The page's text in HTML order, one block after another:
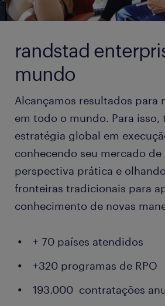
randstad
mundo
Alcançamos resultados para
em todo o mundo. Para isso,
estratégia global em
conhecendo seu mercado de
perspectiva prática e
fronteiras tradicionais para
conhecimento de novas
+ 70 países atendidos
+320 programas de RPO
193.000 contratações